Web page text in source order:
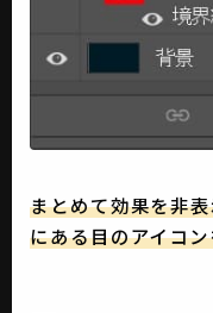
まとめて効果を非
にある目のアイコ